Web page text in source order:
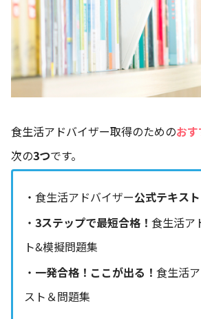
食生活アドバイザー取得のためのお
次の3つです。
・ 食生活アドバイザー公式テキス
・ 3ステップで最短合格！ 食生活ア
ト&模擬問題集
・ 一発合格！ここが出る！ 食生活
スト＆問題集